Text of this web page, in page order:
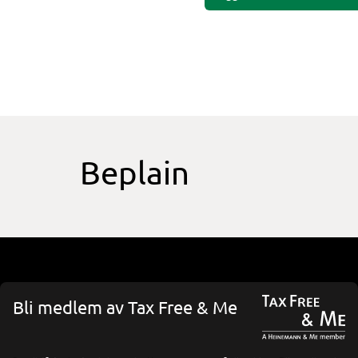
Beplain
Bli medlem av Tax Free & Me